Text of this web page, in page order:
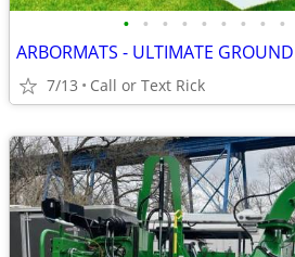
• • • • • • • • •
ARBORMATS - ULTIMATE
7/13 Call or Text Rick